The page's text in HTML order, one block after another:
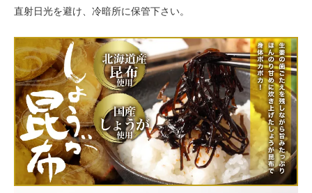
直射日光を避け、冷暗所に保管下さい。